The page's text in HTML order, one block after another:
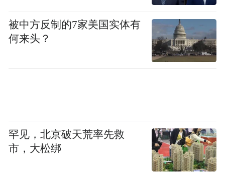
被中方反制的7家美国实体有
何来头？
罕见，北京破天荒率先救
市，大松绑